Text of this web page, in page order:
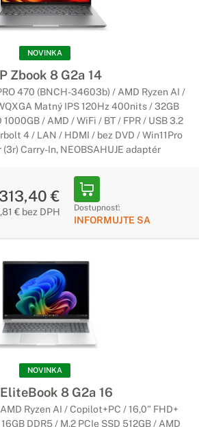
NOVINKA
Zbook 8 G2a 14
470 (BNCH-34603b) / AMD Ryzen AI /
Matný IPS 120Hz 400nits / 32GB
1000GB / AMD / WiFi / BT / FPR / USB 3.2
4 / LAN / HDMI / bez DVD / Win11Pro
Carry-In, NEOBSAHUJE adaptér
€
€ bez DPH Dostupnosť:
INFORMUJTE SA
NOVINKA
8 G2a 16
Ryzen AI / Copilot+PC / 16,0" FHD+
DDR5 / M.2 PCIe SSD 512GB / AMD